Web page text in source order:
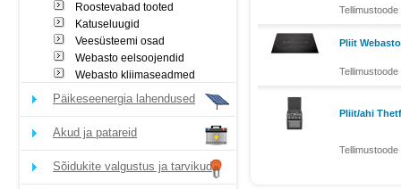
Roostevabad tooted
Katuseluugid
Veesüsteemi osad
Webasto eelsoojendid
Webasto kliimaseadmed
Päikeseenergia lahendused
Akud ja patareid
Sõidukite valgustus ja tarvikud
Tellimustoode
Pliit
Tellimustoode
Pliit/ahi
Tellimustoode